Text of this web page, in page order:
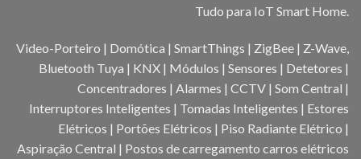
Tudo para IoT Smart Home.
Video-Porteiro | Domótica | SmartThings | ZigBee | Z-Wave,
Bluetooth Tuya | KNX | Módulos | Sensores | Detetores |
Concentradores | Alarmes | CCTV | Som Central |
Interruptores Inteligentes | Tomadas Inteligentes | Estores
Elétricos | Portões Elétricos | Piso Radiante Elétrico |
Aspiração Central | Postos de carregamento carros elétricos